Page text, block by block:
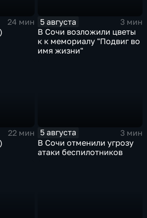
24 мин
5 августа
3 мин
В Сочи возложили цветы
к к мемориалу "Подвиг во
имя жизни"
22 мин
5 августа
3 мин
В Сочи отменили угрозу
атаки беспилотников